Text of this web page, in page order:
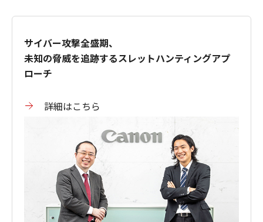
サイバー攻撃全盛期、
未知の脅威を追跡するスレットハンティングアプ
ローチ
詳細はこちら